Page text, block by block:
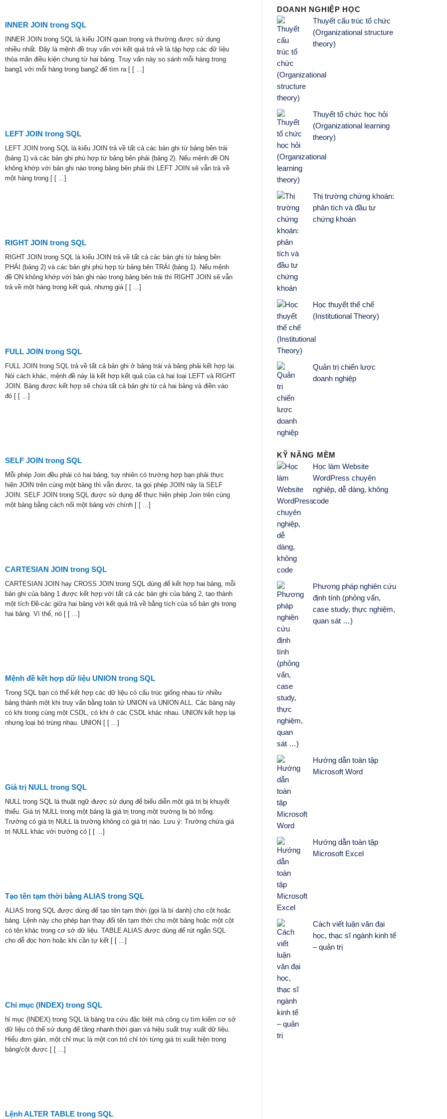
INNER JOIN trong SQL
INNER JOIN trong SQL là kiểu JOIN quan trọng và thường được sử dụng
nhiều nhất. Đây là mệnh đề truy vấn với kết quả trả về là tập hợp các dữ liệu
thỏa mãn điều kiện chung từ hai bảng. Truy vấn này so sánh mỗi hàng trong
bang1 với mỗi hàng trong bang2 để tìm ra [ [ ...]
LEFT JOIN trong SQL
LEFT JOIN trong SQL là kiểu JOIN trả về tất cả các bản ghi từ bảng bên trái
(bảng 1) và các bản ghi phù hợp từ bảng bên phải (bảng 2). Nếu mệnh đề ON
không khớp với bản ghi nào trong bảng bên phải thì LEFT JOIN sẽ vẫn trả về
một hàng trong [ [ ...]
RIGHT JOIN trong SQL
RIGHT JOIN trong SQL là kiểu JOIN trả về tất cả các bản ghi từ bảng bên
PHẢI (bảng 2) và các bản ghi phù hợp từ bảng bên TRÁI (bảng 1). Nếu mệnh
đề ON không khớp với bản ghi nào trong bảng bên trái thì RIGHT JOIN sẽ vẫn
trả về một hàng trong kết quả, nhưng giá [ [ ...]
FULL JOIN trong SQL
FULL JOIN trong SQL trả về tất cả bản ghi ở bảng trái và bảng phải kết hợp lại.
Nói cách khác, mệnh đề này là kết hợp kết quả của cả hai loại LEFT và RIGHT
JOIN. Bảng được kết hợp sẽ chứa tất cả bản ghi từ cả hai bảng và điền vào
đó [ [ ...]
SELF JOIN trong SQL
Mỗi phép Join đều phải có hai bảng, tuy nhiên có trường hợp bạn phải thực
hiện JOIN trên cùng một bảng thì vẫn được, ta gọi phép JOIN này là SELF
JOIN. SELF JOIN trong SQL được sử dụng để thực hiện phép Join trên cùng
một bảng bằng cách nối một bảng với chính [ [ ...]
CARTESIAN JOIN trong SQL
CARTESIAN JOIN hay CROSS JOIN trong SQL dùng để kết hợp hai bảng, mỗi
bản ghi của bảng 1 được kết hợp với tất cả các bản ghi của bảng 2, tạo thành
một tích Đề-các giữa hai bảng với kết quả trả về bằng tích của số bản ghi trong
hai bảng. Vì thế, nó [ [ ...]
Mệnh đề kết hợp dữ liệu UNION trong SQL
Trong SQL bạn có thể kết hợp các dữ liệu có cấu trúc giống nhau từ nhiều
bảng thành một khi truy vấn bằng toán tử UNION và UNION ALL. Các bảng này
có khi trong cùng một CSDL, có khi ở các CSDL khác nhau. UNION kết hợp lại
nhưng loại bỏ trùng nhau. UNION [ [ ...]
Giá trị NULL trong SQL
NULL trong SQL là thuật ngữ được sử dụng để biểu diễn một giá trị bị khuyết
thiếu. Giá trị NULL trong một bảng là giá trị trong một trường bị bỏ trống.
Trường có giá trị NULL là trường không có giá trị nào. Lưu ý: Trường chứa giá
trị NULL khác với trường có [ [ ...]
Tạo tên tạm thời bằng ALIAS trong SQL
ALIAS trong SQL được dùng để tạo tên tạm thời (gọi là bí danh) cho cột hoặc
bảng. Lệnh này cho phép bạn thay đổi tên tạm thời cho một bảng hoặc một cột
có tên khác trong cơ sở dữ liệu. TABLE ALIAS được dùng để rút ngắn SQL
cho dễ đọc hơn hoặc khi cần tự kết [ [ ...]
Chỉ mục (INDEX) trong SQL
hỉ mục (INDEX) trong SQL là bảng tra cứu đặc biệt mà công cụ tìm kiếm cơ sở
dữ liệu có thể sử dụng để tăng nhanh thời gian và hiệu suất truy xuất dữ liệu.
Hiểu đơn giản, một chỉ mục là một con trỏ chỉ tới từng giá trị xuất hiện trong
bảng/cột được [ [ ...]
Lệnh ALTER TABLE trong SQL
DOANH NGHIỆP HỌC
Thuyết cấu trúc tổ chức
(Organizational structure
theory)
Thuyết tổ chức học hỏi
(Organizational learning
theory)
Thị trường chứng khoán:
phân tích và đầu tư
chứng khoán
Học thuyết thể chế
(Institutional Theory)
Quản trị chiến lược
doanh nghiệp
KỸ NĂNG MỀM
Học làm Website
WordPress chuyên
nghiệp, dễ dàng, không
code
Phương pháp nghiên cứu
định tính (phỏng vấn,
case study, thực nghiệm,
quan sát …)
Hướng dẫn toàn tập
Microsoft Word
Hướng dẫn toàn tập
Microsoft Excel
Cách viết luận văn đại
học, thạc sĩ ngành kinh tế
– quản trị